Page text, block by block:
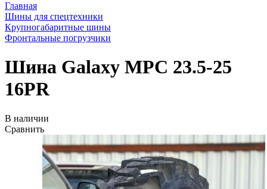
Главная
Шины для спецтехники
Крупногабаритные шины
Фронтальные погрузчики
Шина Galaxy MPC 23.5-25
16PR
В наличии
Сравнить